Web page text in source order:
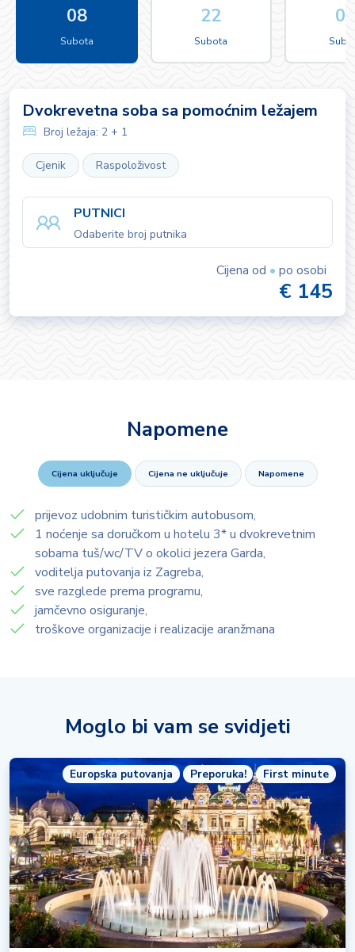
08
Subota
22
Subota
05
Dvokrevetna soba sa pomoćnim ležajem
Broj ležaja: 2 + 1
Cjenik Raspoloživost
PUTNICI
Odaberite broj putnika
Cijena od • po osobi
€ 145
Napomene
Cijena uključuje Cijena ne uključuje Napomene
prijevoz udobnim turističkim autobusom,
1 noćenje sa doručkom u hotelu 3* u dvokrevetnim
sobama tuš/wc/TV o okolici jezera Garda,
voditelja putovanja iz Zagreba,
sve razglede prema programu,
jamčevno osiguranje,
troškove organizacije i realizacije aranžmana
Moglo bi vam se svidjeti
Europska putovanja Preporuka! First minute